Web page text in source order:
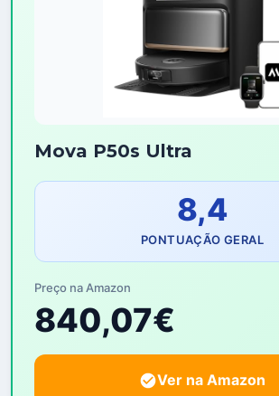
Mova P50s Ultra
8,4
PONTUAÇÃO GERAL
Preço na Amazon
840,07€
Ver na Amazon